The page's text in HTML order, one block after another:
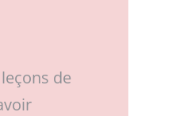
de